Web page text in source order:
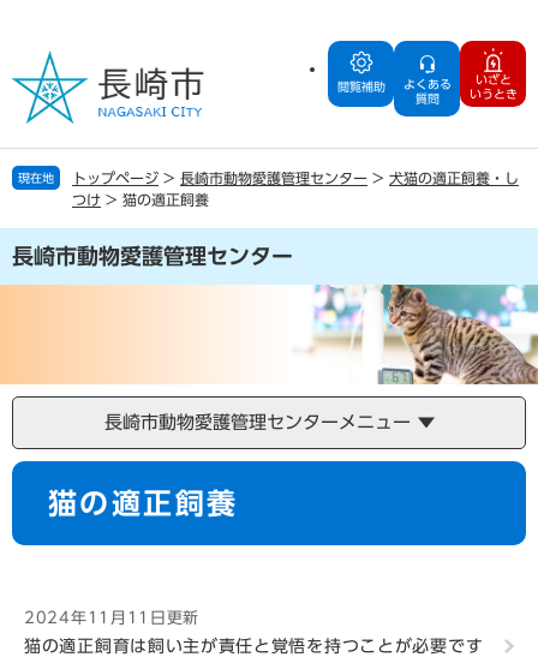
の
で
す
ー
ば
し
文
へ
閲覧補助
よくある
質問
いざと
いうとき
現在地 トップページ > 長崎市動物愛護管理センター > 犬猫の適正飼養・し
つけ > 猫の適正飼養
長崎市動物愛護管理センター
長崎市動物愛護管理センターメニュー
本
猫の適正飼養
2024年11月11日更新
猫の適正飼育は飼い主が責任と覚悟を持つことが必要です